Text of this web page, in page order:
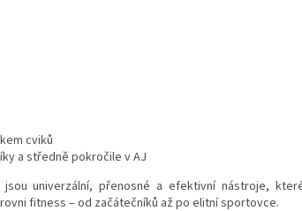
cviků
a středně pokročile v AJ
jsou univerzální, přenosné a efektivní nástroje,
fitness – od začátečníků až po elitní sportovce.